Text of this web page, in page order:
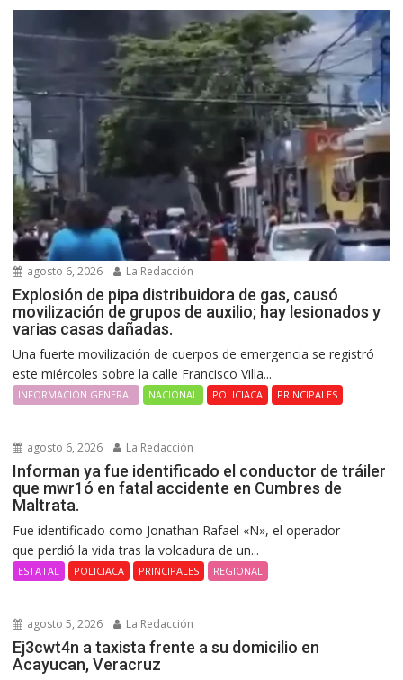
agosto 6, 2026 La Redacción
Explosión de pipa distribuidora de gas, causó
movilización de grupos de auxilio; hay lesionados y
varias casas dañadas.
Una fuerte movilización de cuerpos de emergencia se registró
este miércoles sobre la calle Francisco Villa...
INFORMACIÓN GENERAL NACIONAL POLICIACA PRINCIPALES
agosto 6, 2026 La Redacción
Informan ya fue identificado el conductor de tráiler
que mwr1ó en fatal accidente en Cumbres de
Maltrata.
Fue identificado como Jonathan Rafael «N», el operador
que perdió la vida tras la volcadura de un...
ESTATAL POLICIACA PRINCIPALES REGIONAL
agosto 5, 2026 La Redacción
Ej3cwt4n a taxista frente a su domicilio en
Acayucan, Veracruz